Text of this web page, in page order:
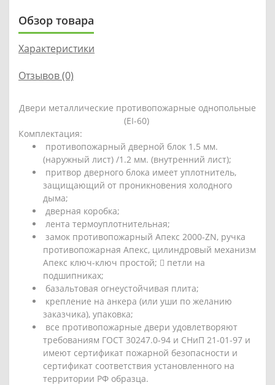
Обзор товара
Характеристики
Отзывов (0)
Двери металлические противопожарные однопольные
(EI-60)
Комплектация:
противопожарный дверной блок 1.5 мм.
(наружный лист) /1.2 мм. (внутренний лист);
притвор дверного блока имеет уплотнитель,
защищающий от проникновения холодного
дыма;
дверная коробка;
лента термоуплотнительная;
замок противопожарный Апекс 2000-ZN, ручка
противопожарная Апекс, цилиндровый механизм
Апекс ключ-ключ простой;  петли на
подшипниках;
базальтовая огнеустойчивая плита;
крепление на анкера (или уши по желанию
заказчика), упаковка;
все противопожарные двери удовлетворяют
требованиям ГОСТ 30247.0-94 и СНиП 21-01-97 и
имеют сертификат пожарной безопасности и
сертификат соответствия установленного на
территории РФ образца.